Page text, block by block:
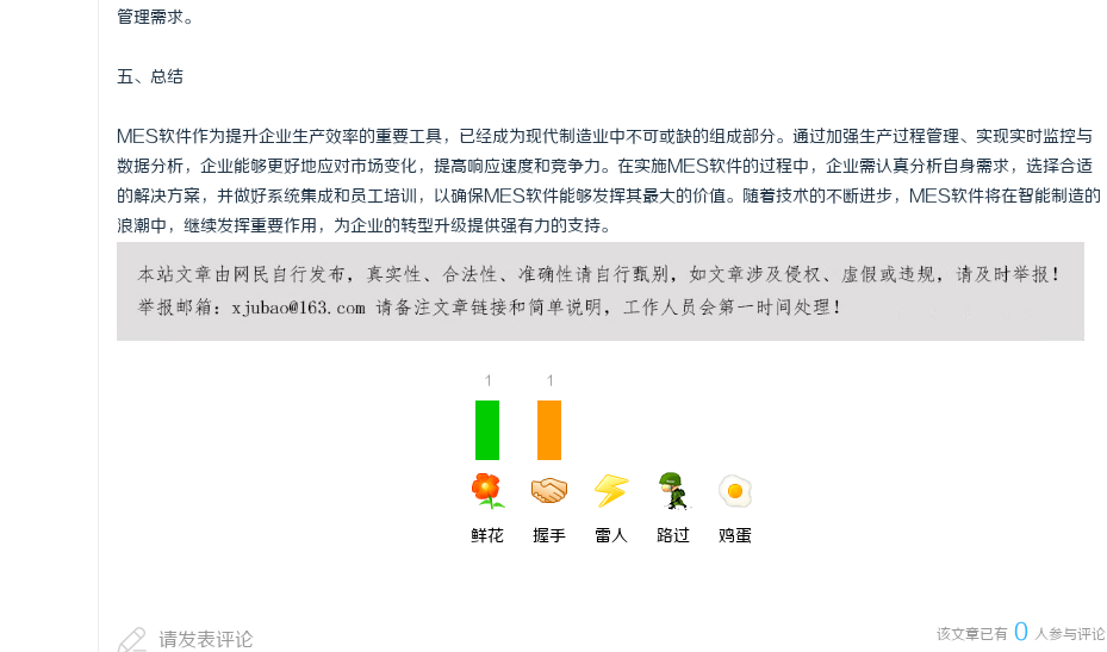
管理需求。
五、总结
MES软件作为提升企业生产效率的重要工具，已经成为现代制造业中不可或缺的组成部分。通过加强生产过程管理、实现实时监控与
数据分析，企业能够更好地应对市场变化，提高响应速度和竞争力。在实施MES软件的过程中，企业需认真分析自身需求，选择合适
的解决方案，并做好系统集成和员工培训，以确保MES软件能够发挥其最大的价值。随着技术的不断进步，MES软件将在智能制造的
浪潮中，继续发挥重要作用，为企业的转型升级提供强有力的支持。
1
鲜花
1
握手 雷人 路过 鸡蛋
该文章已有 0 人参与评论
请发表评论